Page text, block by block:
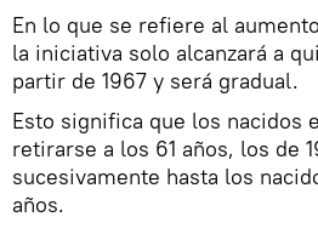
En lo que se refiere al
la iniciativa solo alcanzará a
partir de 1967 y será gradual.
Esto significa que los nacidos
retirarse a los 61 años, los de
sucesivamente hasta los
años.